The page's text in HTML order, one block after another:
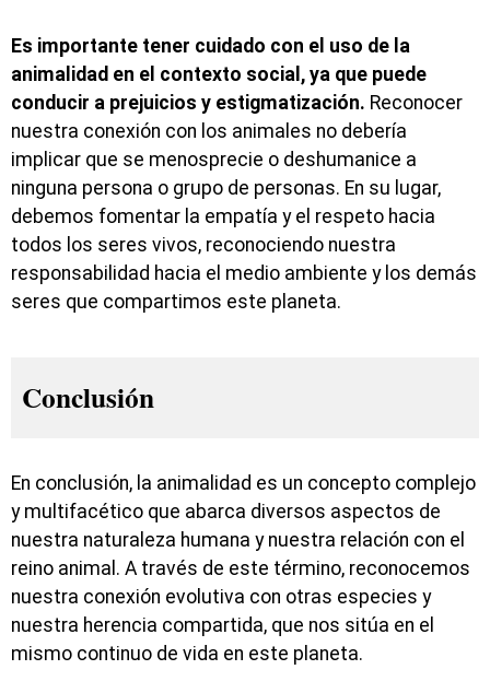
Es importante tener cuidado con el uso de la
animalidad en el contexto social, ya que puede
conducir a prejuicios y estigmatización. Reconocer
nuestra conexión con los animales no debería
implicar que se menosprecie o deshumanice a
ninguna persona o grupo de personas. En su lugar,
debemos fomentar la empatía y el respeto hacia
todos los seres vivos, reconociendo nuestra
responsabilidad hacia el medio ambiente y los demás
seres que compartimos este planeta.
Conclusión
En conclusión, la animalidad es un concepto complejo
y multifacético que abarca diversos aspectos de
nuestra naturaleza humana y nuestra relación con el
reino animal. A través de este término, reconocemos
nuestra conexión evolutiva con otras especies y
nuestra herencia compartida, que nos sitúa en el
mismo continuo de vida en este planeta.